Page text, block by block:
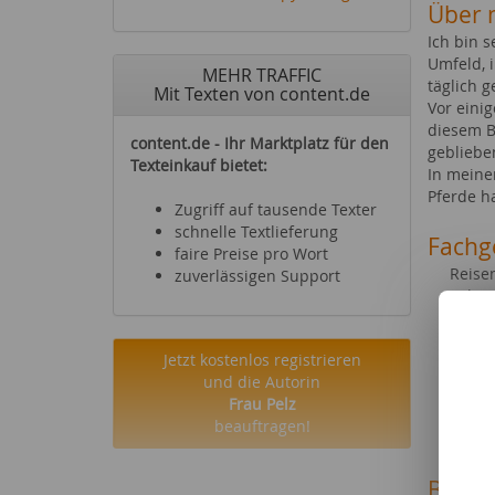
MEHR TRAFFIC
Mit Texten von content.de
content.de - Ihr Marktplatz für den
Texteinkauf bietet:
Zugriff auf tausende Texter
schnelle Textlieferung
faire Preise pro Wort
zuverlässigen Support
Jetzt kostenlos registrieren
und die Autorin
Frau Pelz
beauftragen!
Über
Ich bin
Umfeld,
täglich
Vor
diesem
In
Pferde